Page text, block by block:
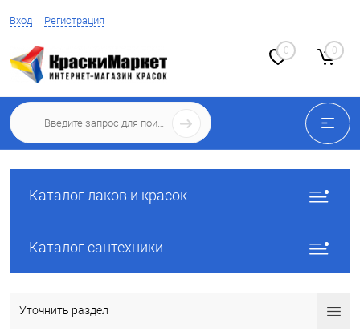
Вход Регистрация
0 0
Каталог лаков и красок
Каталог сантехники
Уточнить раздел